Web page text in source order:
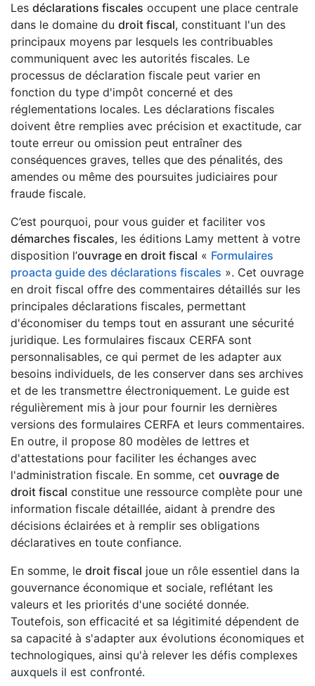
Les déclarations fiscales occupent une place centrale
dans le domaine du droit fiscal, constituant l'un des
principaux moyens par lesquels les contribuables
communiquent avec les autorités fiscales. Le
processus de déclaration fiscale peut varier en
fonction du type d'impôt concerné et des
réglementations locales. Les déclarations fiscales
doivent être remplies avec précision et exactitude, car
toute erreur ou omission peut entraîner des
conséquences graves, telles que des pénalités, des
amendes ou même des poursuites judiciaires pour
fraude fiscale.
C’est pourquoi, pour vous guider et faciliter vos
démarches fiscales, les éditions Lamy mettent à votre
disposition l’ouvrage en droit fiscal « Formulaires
proacta guide des déclarations fiscales ». Cet ouvrage
en droit fiscal offre des commentaires détaillés sur les
principales déclarations fiscales, permettant
d'économiser du temps tout en assurant une sécurité
juridique. Les formulaires fiscaux CERFA sont
personnalisables, ce qui permet de les adapter aux
besoins individuels, de les conserver dans ses archives
et de les transmettre électroniquement. Le guide est
régulièrement mis à jour pour fournir les dernières
versions des formulaires CERFA et leurs commentaires.
En outre, il propose 80 modèles de lettres et
d'attestations pour faciliter les échanges avec
l'administration fiscale. En somme, cet ouvrage de
droit fiscal constitue une ressource complète pour une
information fiscale détaillée, aidant à prendre des
décisions éclairées et à remplir ses obligations
déclaratives en toute confiance.
En somme, le droit fiscal joue un rôle essentiel dans la
gouvernance économique et sociale, reflétant les
valeurs et les priorités d'une société donnée.
Toutefois, son efficacité et sa légitimité dépendent de
sa capacité à s'adapter aux évolutions économiques et
technologiques, ainsi qu'à relever les défis complexes
auxquels il est confronté.